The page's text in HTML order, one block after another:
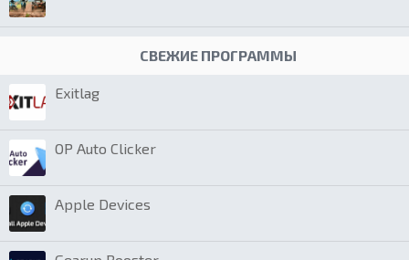
СВЕЖИЕ ПРОГРАММЫ
Exitlag
OP Auto Clicker
Apple Devices